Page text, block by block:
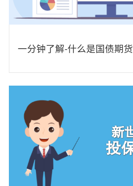
一分钟了解-什么是国债期货